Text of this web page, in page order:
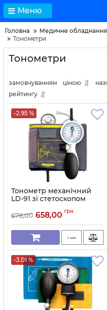
Меню
Головна Медичне обладнання
Тонометри
Тонометри
замовчуванням ціною
рейтингу
-2.95 %
Тонометр механічний
LD-91 зі стетоскопом
678,00 658,00 грн
1 клік
-3.01 %